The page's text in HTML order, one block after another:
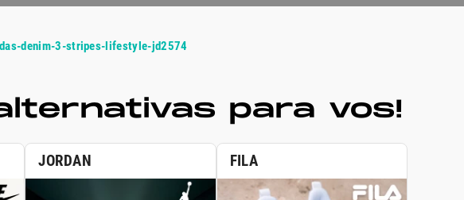
denim-3-stripes-lifestyle-jd2574
para vos!
JORDAN FILA